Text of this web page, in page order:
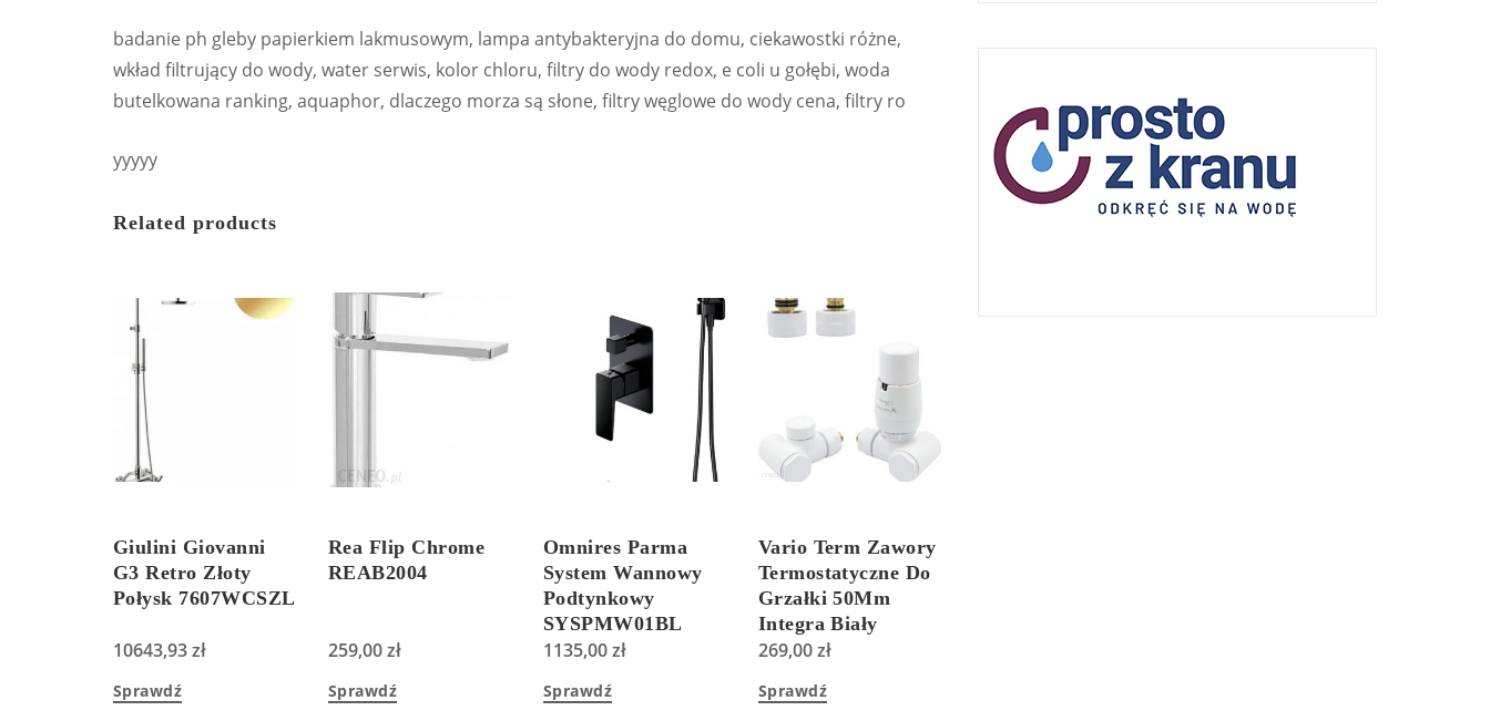
badanie ph gleby papierkiem lakmusowym, lampa antybakteryjna do domu, ciekawostki różne,
wkład filtrujący do wody, water serwis, kolor chloru, filtry do wody redox, e coli u gołębi, woda
butelkowana ranking, aquaphor, dlaczego morza są słone, filtry węglowe do wody cena, filtry ro
yyyyy
Related products
Giulini Giovanni
G3 Retro Złoty
Połysk 7607WCSZL
10643,93zł
Sprawdź
Rea Flip Chrome
REAB2004
259,00zł
Sprawdź
Omnires Parma
System Wannowy
Podtynkowy
SYSPMW01BL
Czarny
1135,00zł
Sprawdź
Vario Term Zawory
Termostatyczne Do
Grzałki 50Mm
Integra Biały
Prawy Pex
269,00zł
Sprawdź